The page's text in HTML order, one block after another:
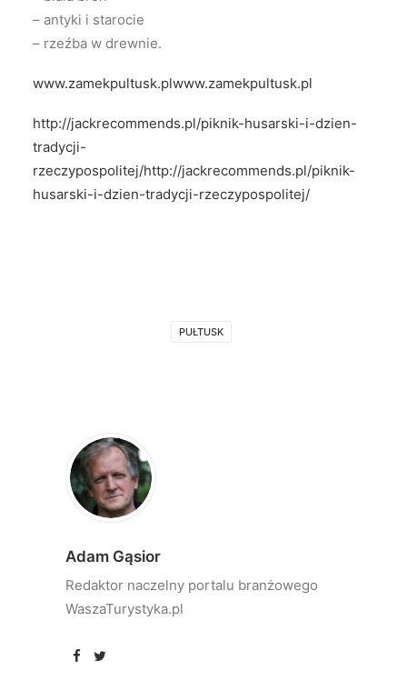
– antyki i starocie
– rzeźba w drewnie.
www.zamekpultusk.plwww.zamekpultusk.pl
http://jackrecommends.pl/piknik-husarski-i-dzien-
tradycji-
rzeczypospolitej/http://jackrecommends.pl/piknik-
husarski-i-dzien-tradycji-rzeczypospolitej/
PUŁTUSK
Adam Gąsior
Redaktor naczelny portalu branżowego
WaszaTurystyka.pl